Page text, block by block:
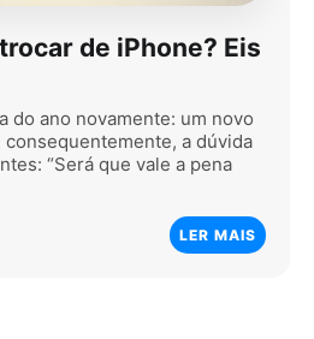
de iPhone? Eis
do ano novamente: um novo
a dúvida
“Será que vale a pena
LER MAIS